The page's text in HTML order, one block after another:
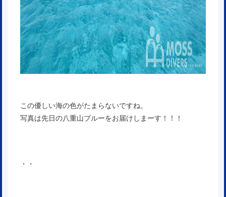
この優しい海の色がたまらないですね。
写真は先日の八重山ブルーをお届けしまーす！！！
・・